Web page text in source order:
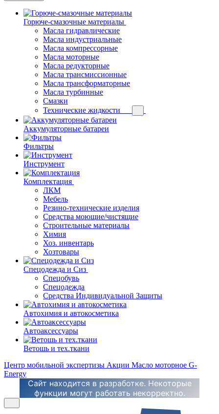
Горюче-смазочные материалы
Масла гидравлические
Масла индустриальные
Масла компрессорные
Масла моторные
Масла редукторные
Масла трансмиссионные
Масла трансформаторные
Масла турбинные
Смазки
Технические жидкости
Аккумуляторные батареи
Фильтры
Инструмент
Комплектация
ЛКМ
Мебель
Резино-технические изделия
Средства моющие/чистящие
Строительные материалы
Химия
Хоз. инвентарь
Хозтовары
Спецодежда и Сиз
Спецобувь
Спецодежда
Средства Индивидуальной Защиты
Автохимия и автокосметика
Автоаксессуары
Ветошь и тех.ткани
Центр мобильной экспертизы Акции Масло моторное G-
Energy
Сайт находится в разработке. Некоторые
функции могут работать некорректно.